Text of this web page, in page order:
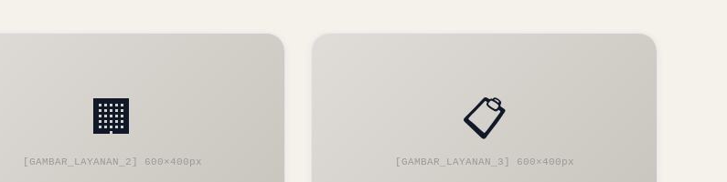
🏢
[GAMBAR_LAYANAN_2] 600×400px
📋
[GAMBAR_LAYANAN_3] 600×400px